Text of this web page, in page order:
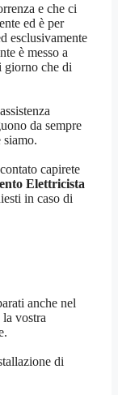
e che ci
ed è per
esclusivamente
è messo a
giorno che di
da sempre
siamo.
capirete
Elettricista
in caso di
anche nel
la vostra
di